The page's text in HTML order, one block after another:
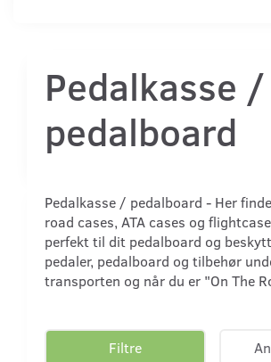
Pedalkasse /
pedalboard
Pedalkasse / pedalboard - Her
road cases, ATA cases og
perfekt til dit pedalboard og
pedaler, pedalboard og tilbehør
transporten og når du er "On The
Filtre